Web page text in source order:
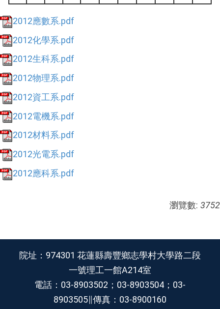
2012應數系.pdf
2012化學系.pdf
2012生科系.pdf
2012物理系.pdf
2012資工系.pdf
2012電機系.pdf
2012材料系.pdf
2012光電系.pdf
2012應科系.pdf
瀏覽數: 3752
院址：974301 花蓮縣壽豐鄉志學村大學路二段
一號理工一館A214室
電話：03-8903502；03-8903504；03-
8903505∥傳真：03-8900160